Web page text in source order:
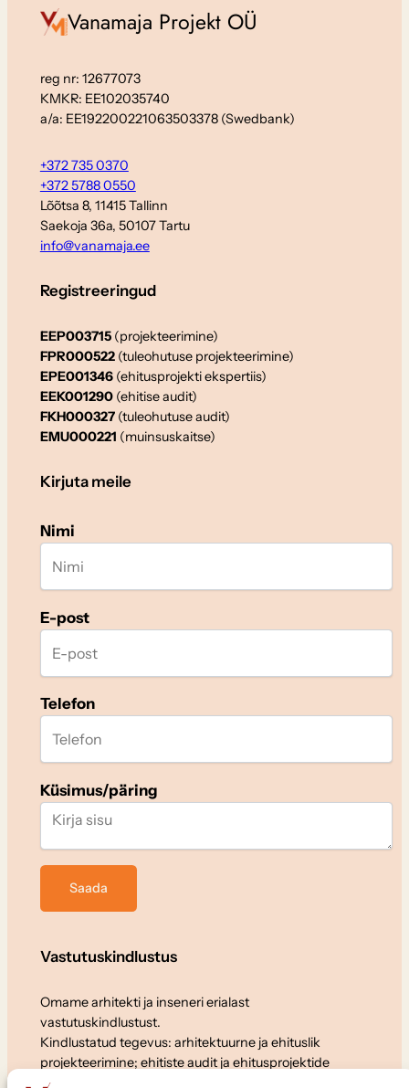
Vanamaja Projekt OÜ
reg nr: 12677073
KMKR: EE102035740
a/a: EE192200221063503378 (Swedbank)
+372 735 0370
+372 5788 0550
Lõõtsa 8, 11415 Tallinn
Saekoja 36a, 50107 Tartu
info@vanamaja.ee
Registreeringud
EEP003715 (projekteerimine)
FPR000522 (tuleohutuse projekteerimine)
EPE001346 (ehitusprojekti ekspertiis)
EEK001290(ehitise audit)
FKH000327 (tuleohutuse audit)
EMU000221 (muinsuskaitse)
Kirjuta meile
Nimi
E-post
Telefon
Küsimus/päring
Vastutuskindlustus
Omame arhitekti ja inseneri erialast
vastutuskindlustust.
Kindlustatud tegevus: arhitektuurne ja ehituslik
projekteerimine; ehitiste audit ja ehitusprojektide
ekspertiis.